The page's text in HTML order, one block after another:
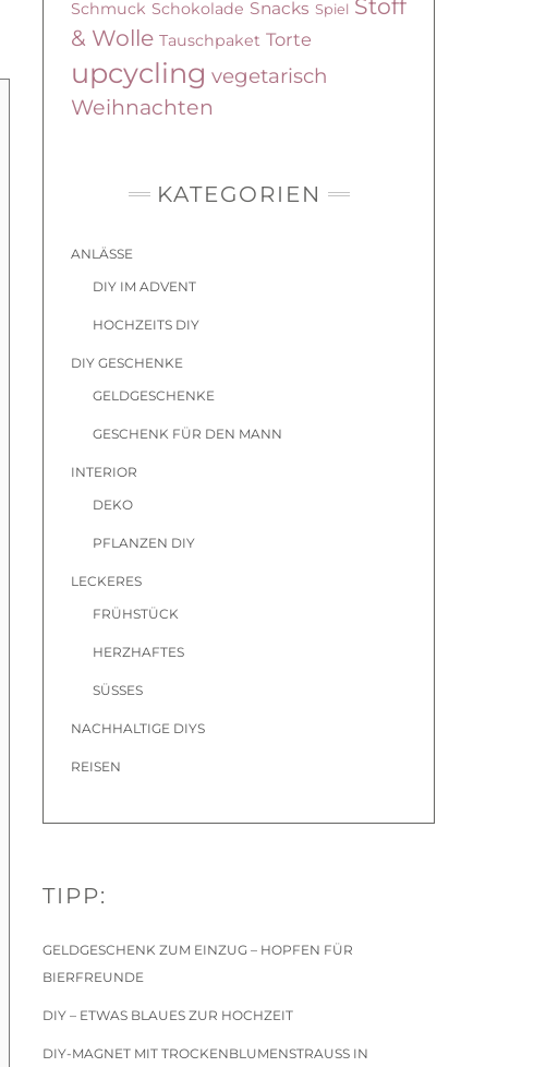
Schmuck Schokolade Snacks Spiel Stoff
& Wolle Tauschpaket Torte
upcycling vegetarisch
Weihnachten
KATEGORIEN
ANLÄSSE
DIY IM ADVENT
HOCHZEITS DIY
DIY GESCHENKE
GELDGESCHENKE
GESCHENK FÜR DEN MANN
INTERIOR
DEKO
PFLANZEN DIY
LECKERES
FRÜHSTÜCK
HERZHAFTES
SÜSSES
NACHHALTIGE DIYS
REISEN
TIPP:
GELDGESCHENK ZUM EINZUG – HOPFEN FÜR
BIERFREUNDE
DIY – ETWAS BLAUES ZUR HOCHZEIT
DIY-MAGNET MIT TROCKENBLUMENSTRAUSS IN K